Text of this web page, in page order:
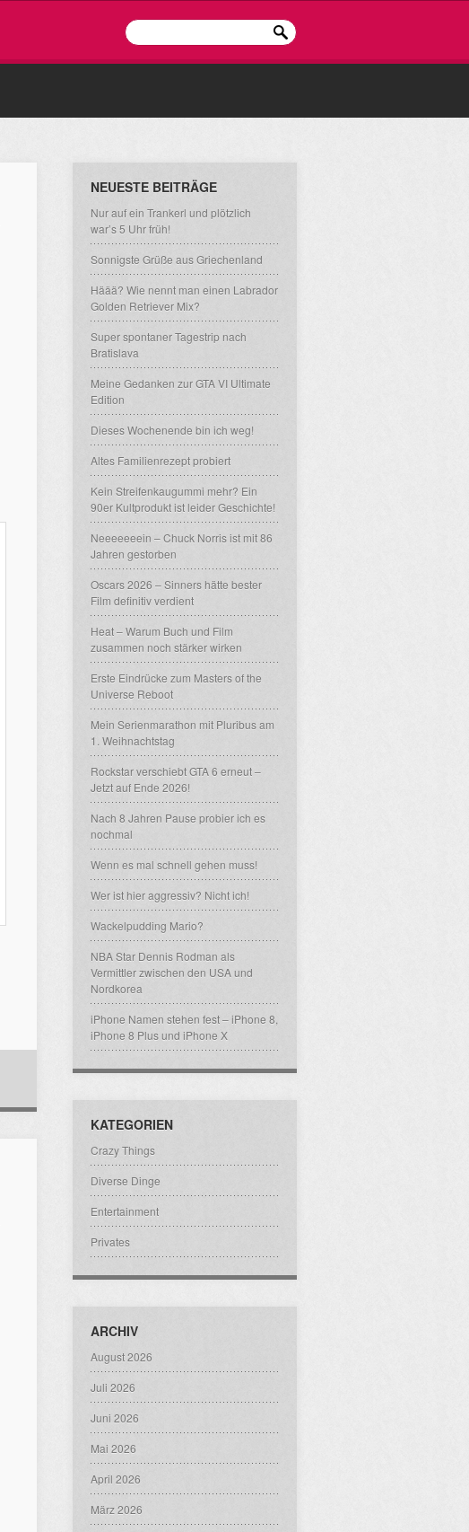
NEUESTE BEITRÄGE
Nur auf ein Trankerl und plötzlich
war’s 5 Uhr früh!
Sonnigste Grüße aus Griechenland
Häää? Wie nennt man einen Labrador
Golden Retriever Mix?
Super spontaner Tagestrip nach
Bratislava
Meine Gedanken zur GTA VI Ultimate
Edition
Dieses Wochenende bin ich weg!
Altes Familienrezept probiert
Kein Streifenkaugummi mehr? Ein
90er Kultprodukt ist leider Geschichte!
Neeeeeeein – Chuck Norris ist mit 86
Jahren gestorben
Oscars 2026 – Sinners hätte bester
Film definitiv verdient
Heat – Warum Buch und Film
zusammen noch stärker wirken
Erste Eindrücke zum Masters of the
Universe Reboot
Mein Serienmarathon mit Pluribus am
1. Weihnachtstag
Rockstar verschiebt GTA 6 erneut –
Jetzt auf Ende 2026!
Nach 8 Jahren Pause probier ich es
nochmal
Wenn es mal schnell gehen muss!
Wer ist hier aggressiv? Nicht ich!
Wackelpudding Mario?
NBA Star Dennis Rodman als
Vermittler zwischen den USA und
Nordkorea
iPhone Namen stehen fest – iPhone 8,
iPhone 8 Plus und iPhone X
KATEGORIEN
Crazy Things
Diverse Dinge
Entertainment
Privates
ARCHIV
August 2026
Juli 2026
Juni 2026
Mai 2026
April 2026
März 2026